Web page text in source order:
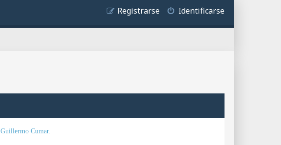
Identificarse
Registrarse
Guillermo Cumar.